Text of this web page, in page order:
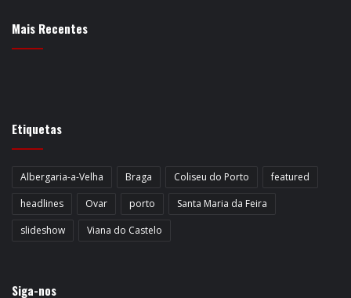
Mais Recentes
Etiquetas
Albergaria-a-Velha Braga Coliseu do Porto
featured
headlines
Ovar porto
Santa Maria da Feira
slideshow
Viana do Castelo
Siga-nos